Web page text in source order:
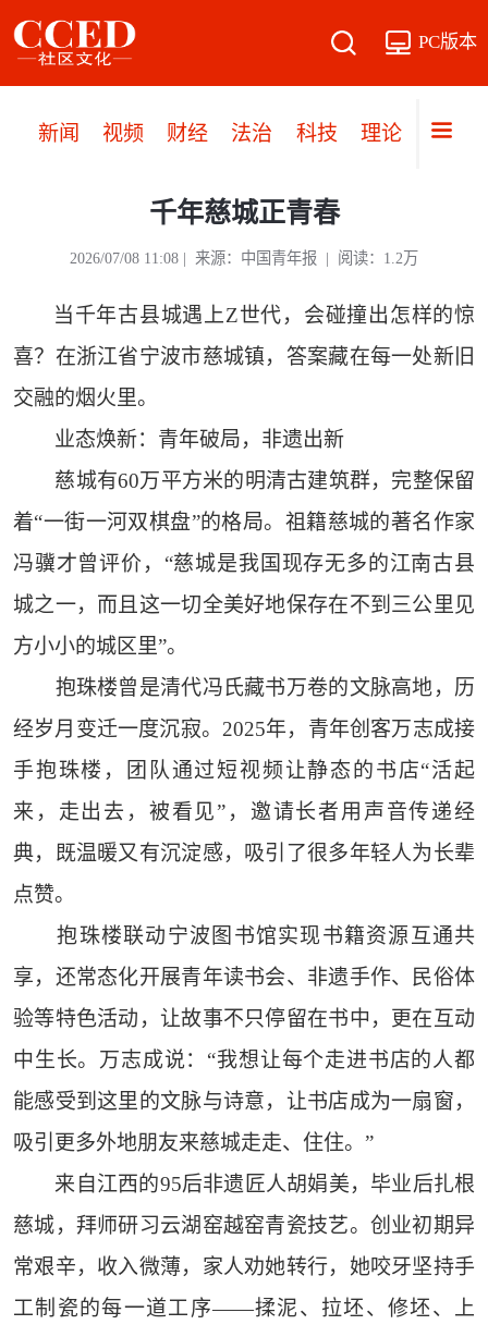
PC版本
新闻 视频 财经 法治 科技 理论 党建
千年慈城正青春
2026/07/08 11:08 | 来源：中国青年报 | 阅读：1.2万
当千年古县城遇上Z世代，会碰撞出怎样的惊
喜？在浙江省宁波市慈城镇，答案藏在每一处新旧
交融的烟火里。
业态焕新：青年破局，非遗出新
慈城有60万平方米的明清古建筑群，完整保留
着“一街一河双棋盘”的格局。祖籍慈城的著名作家
冯骥才曾评价，“慈城是我国现存无多的江南古县
城之一，而且这一切全美好地保存在不到三公里见
方小小的城区里”。
抱珠楼曾是清代冯氏藏书万卷的文脉高地，历
经岁月变迁一度沉寂。2025年，青年创客万志成接
手抱珠楼，团队通过短视频让静态的书店“活起
来，走出去，被看见”，邀请长者用声音传递经
典，既温暖又有沉淀感，吸引了很多年轻人为长辈
点赞。
抱珠楼联动宁波图书馆实现书籍资源互通共
享，还常态化开展青年读书会、非遗手作、民俗体
验等特色活动，让故事不只停留在书中，更在互动
中生长。万志成说：“我想让每个走进书店的人都
能感受到这里的文脉与诗意，让书店成为一扇窗，
吸引更多外地朋友来慈城走走、住住。”
来自江西的95后非遗匠人胡娟美，毕业后扎根
慈城，拜师研习云湖窑越窑青瓷技艺。创业初期异
常艰辛，收入微薄，家人劝她转行，她咬牙坚持手
工制瓷的每一道工序——揉泥、拉坯、修坯、上